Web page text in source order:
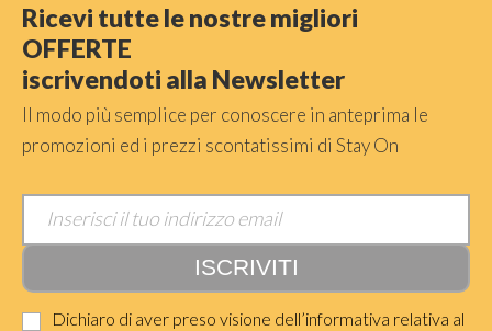
Ricevi tutte le nostre migliori
OFFERTE
iscrivendoti alla Newsletter
Il modo più semplice per conoscere in anteprima le
promozioni ed i prezzi scontatissimi di Stay On
Dichiaro di aver preso visione dell’informativa relativa al